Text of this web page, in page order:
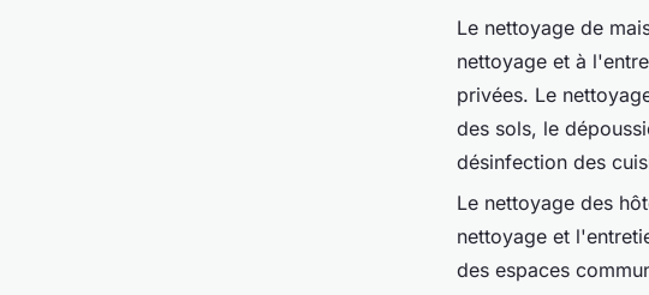
Le nettoyage de
nettoyage et à
privées. Le
des sols, le
désinfection des
Le nettoyage des
nettoyage et
des espaces